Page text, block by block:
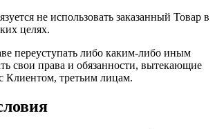
не использовать заказанный Товар в
целях.
переуступать либо каким-либо иным
свои права и обязанности, вытекающие
Клиентом, третьим лицам.